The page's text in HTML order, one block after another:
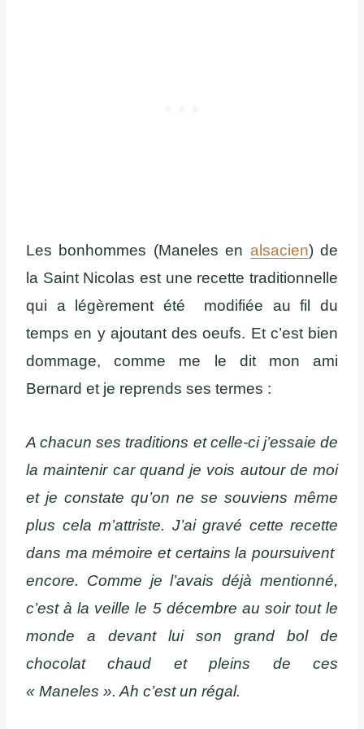
Les bonhommes (Maneles en alsacien) de
la Saint Nicolas est une recette traditionnelle
qui a légèrement été modifiée au fil du
temps en y ajoutant des oeufs. Et c’est bien
dommage, comme me le dit mon ami
Bernard et je reprends ses termes :
A chacun ses traditions et celle-ci j’essaie de
la maintenir car quand je vois autour de moi
et je constate qu’on ne se souviens même
plus cela m’attriste. J’ai gravé cette recette
dans ma mémoire et certains la poursuivent
encore. Comme je l’avais déjà mentionné,
c’est à la veille le 5 décembre au soir tout le
monde a devant lui son grand bol de
chocolat chaud et pleins de ces
« Maneles ». Ah c’est un régal.